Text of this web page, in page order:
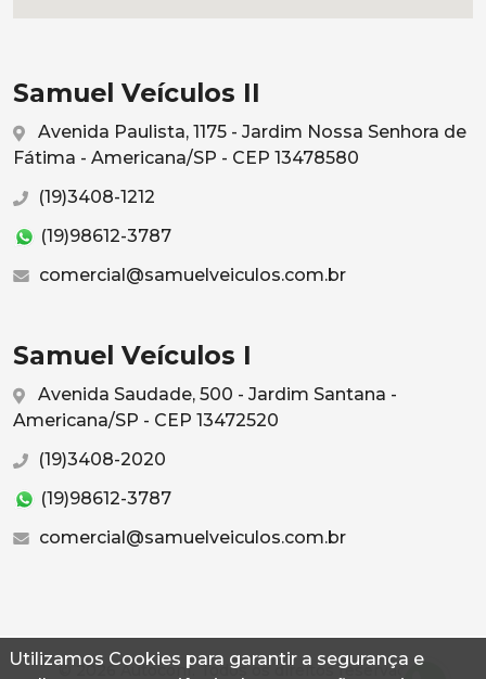
Utilizamos Cookies para garantir a segurança e
Samuel Veículos II
Avenida Paulista, 1175 - Jardim Nossa Senhora de
Fátima - Americana/SP - CEP 13478580
(19)3408-1212
(19)98612-3787
comercial@samuelveiculos.com.br
Samuel Veículos I
Avenida Saudade, 500 - Jardim Santana -
Americana/SP - CEP 13472520
(19)3408-2020
(19)98612-3787
comercial@samuelveiculos.com.br
© 2026 Autoconf. Todos os direitos reservados.